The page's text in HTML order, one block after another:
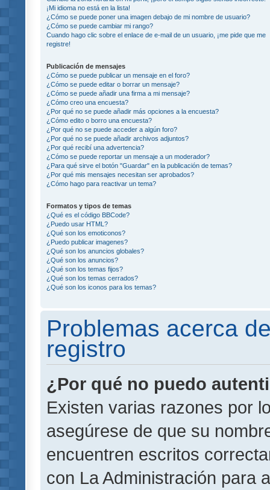
¡Mi idioma no está en la lista!
¿Cómo se puede poner una imagen debajo de mi nombre de usuario?
¿Cómo se puede cambiar mi rango?
Cuando hago clic sobre el enlace de e-mail de un usuario, ¡me pide que me
registre!
Publicación de mensajes
¿Cómo se puede publicar un mensaje en el foro?
¿Cómo se puede editar o borrar un mensaje?
¿Cómo se puede añadir una firma a mi mensaje?
¿Cómo creo una encuesta?
¿Por qué no se puede añadir más opciones a la encuesta?
¿Cómo edito o borro una encuesta?
¿Por qué no se puede acceder a algún foro?
¿Por qué no se puede añadir archivos adjuntos?
¿Por qué recibí una advertencia?
¿Cómo se puede reportar un mensaje a un moderador?
¿Para qué sirve el botón "Guardar" en la publicación de temas?
¿Por qué mis mensajes necesitan ser aprobados?
¿Cómo hago para reactivar un tema?
Formatos y tipos de temas
¿Qué es el código BBCode?
¿Puedo usar HTML?
¿Qué son los emoticonos?
¿Puedo publicar imagenes?
¿Qué son los anuncios globales?
¿Qué son los anuncios?
¿Qué son los temas fijos?
¿Qué son los temas cerrados?
¿Qué son los iconos para los temas?
Problemas acerca
registro
¿Por qué no puedo
Existen varias razones por
asegúrese de que su
encuentren escritos
con La Administración para